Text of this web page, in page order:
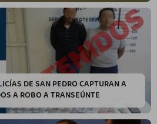
DE SAN PEDRO CAPTURAN A
A ROBO A TRANSEÚNTE